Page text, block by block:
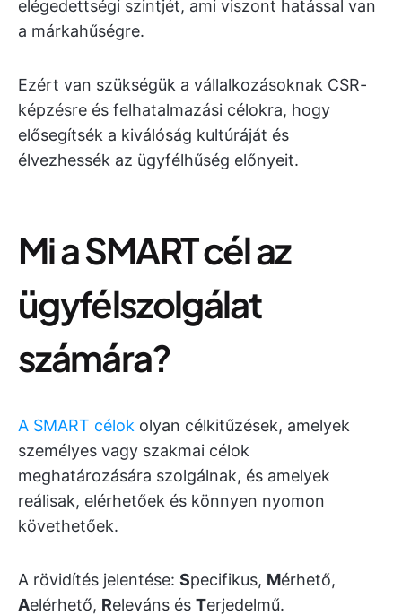
elégedettségi szintjét, ami viszont hatással van
a márkahűségre.
Ezért van szükségük a vállalkozásoknak CSR-
képzésre és felhatalmazási célokra, hogy
elősegítsék a kiválóság kultúráját és
élvezhessék az ügyfélhűség előnyeit.
Mi a SMART cél az
ügyfélszolgálat
számára?
A SMART célok olyan célkitűzések, amelyek
személyes vagy szakmai célok
meghatározására szolgálnak, és amelyek
reálisak, elérhetőek és könnyen nyomon
követhetőek.
A rövidítés jelentése: Specifikus, Mérhető,
Aelérhető, Releváns és Terjedelmű.